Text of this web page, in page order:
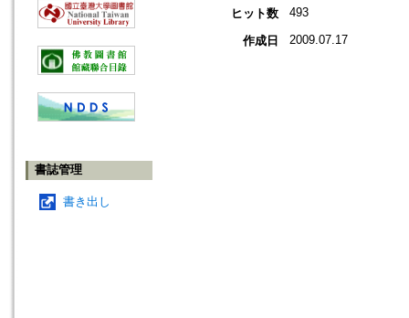
書誌管理
書き出し
ヒット数
493
作成日 2009.07.17